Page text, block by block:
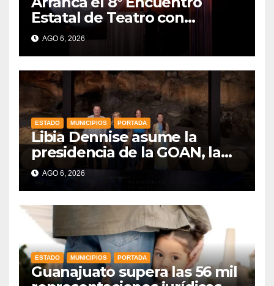
Estatal de Teatro con
producciones locales
AGO 6, 2026
ESTADO MUNICIPIOS PORTADA
Libia Dennise asume la
presidencia de la GOAN, la
alianza de gobernadores del
PAN
AGO 6, 2026
ESTADO MUNICIPIOS PORTADA
Guanajuato supera las 56 mil